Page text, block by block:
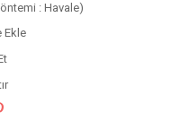
: Havale)